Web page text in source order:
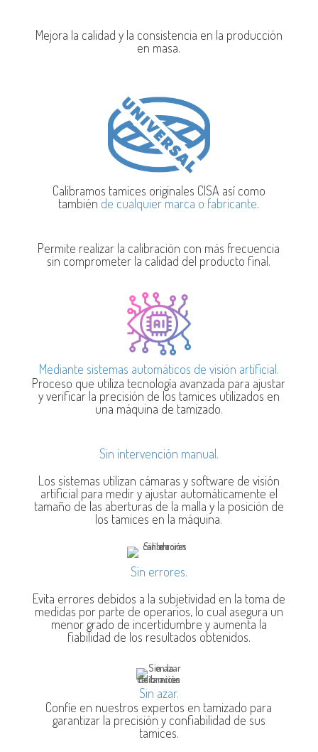
Mejora la calidad y la consistencia en la producción
en masa.
Calibramos tamices originales CISA así como
también de cualquier marca o fabricante.
Permite realizar la calibración con más frecuencia
sin comprometer la calidad del producto final.
Mediante sistemas automáticos de visión artificial.
Proceso que utiliza tecnología avanzada para ajustar
y verificar la precisión de los tamices utilizados en
una máquina de tamizado.
Sin intervención manual.
Los sistemas utilizan cámaras y software de visión
artificial para medir y ajustar automáticamente el
tamaño de las aberturas de la malla y la posición de
los tamices en la máquina.
Sin errores.
Evita errores debidos a la subjetividad en la toma de
medidas por parte de operarios, lo cual asegura un
menor grado de incertidumbre y aumenta la
fiabilidad de los resultados obtenidos.
Sin azar.
Confíe en nuestros expertos en tamizado para
garantizar la precisión y confiabilidad de sus
tamices.